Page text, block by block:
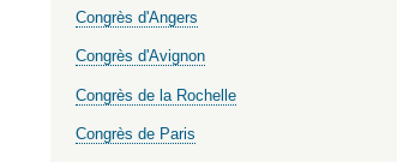
Congrès d'Angers
Congrès d'Avignon
Congrès de la Rochelle
Congrès de Paris